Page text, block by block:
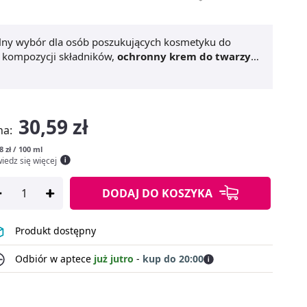
wybór dla osób poszukujących kosmetyku do
składników, ochronny krem do twarzy z
UV, HEV oraz IR. Przeciwdziała również
czynnikami zewnętrznymi. Produkt jest
ochronę i regenerację skóry. Dax Sun
30,59 zł
zł / 100 ml
się więcej
DODAJ DO KOSZYKA
Produkt dostępny
Odbiór w aptece już jutro - kup do 20:00